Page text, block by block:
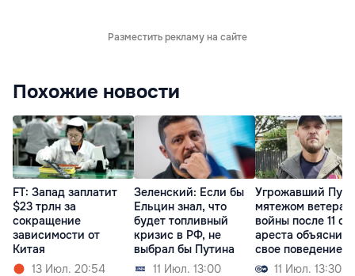
Разместить рекламу на сайте
Похожие новости
FT: Запад заплатит
$23 трлн за
сокращение
зависимости от
Китая
13 Июл. 20:54
Зеленский: Если бы
Ельцин знал, что
будет топливный
кризис в РФ, не
выбрал бы Путина
11 Июл. 13:00
Угрожавший
мятежом ветеран
войны после 11
ареста объяснил
свое поведение
11 Июл. 13:30